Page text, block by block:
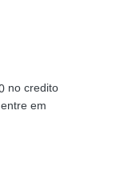
no credito
em